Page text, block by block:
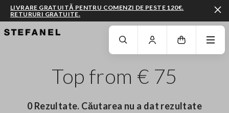
MERGI LA CONȚINUTUL PRINCIPALDERULEAZĂ ÎN JOS
LIVRARE GRATUITĂ PENTRU COMENZI DE PESTE 120€.
RETURURI GRATUITE.
Top from € 75
0 Rezultate. Căutarea nu a dat rezultate